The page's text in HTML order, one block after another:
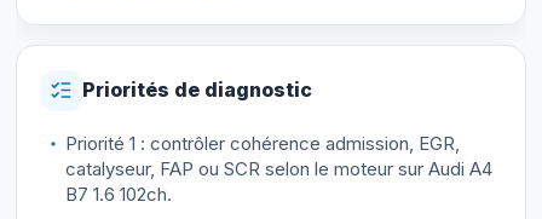
Priorités de diagnostic
Priorité 1 : contrôler cohérence admission, EGR,
catalyseur, FAP ou SCR selon le moteur sur Audi A4
B7 1.6 102ch.